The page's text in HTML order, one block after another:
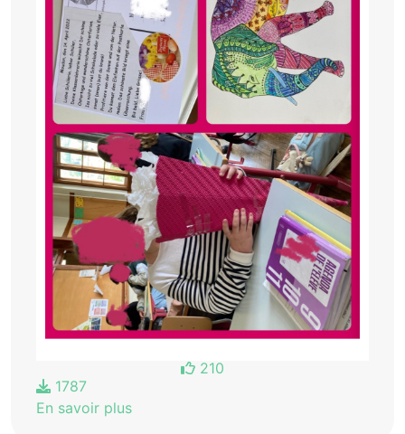
210
1787
En savoir plus